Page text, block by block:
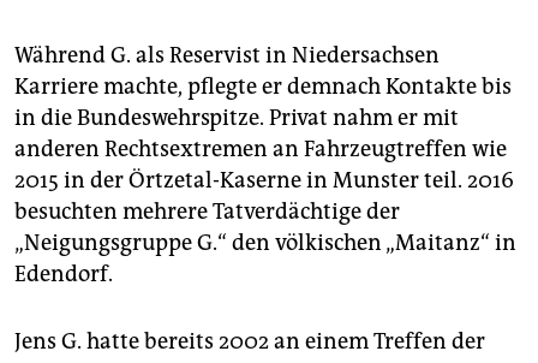
Während G. als Reservist in Niedersachsen
Karriere machte, pflegte er demnach Kontakte bis
in die Bundeswehrspitze. Privat nahm er mit
anderen Rechtsextremen an Fahrzeugtreffen wie
2015 in der Örtzetal-Kaserne in Munster teil. 2016
besuchten mehrere Tatverdächtige der
„Neigungsgruppe G.“ den völkischen „Maitanz“ in
Edendorf.
Jens G. hatte bereits 2002 an einem Treffen der